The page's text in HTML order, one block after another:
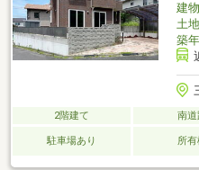
建
土
築
2階建て 南道
駐車場あり 所